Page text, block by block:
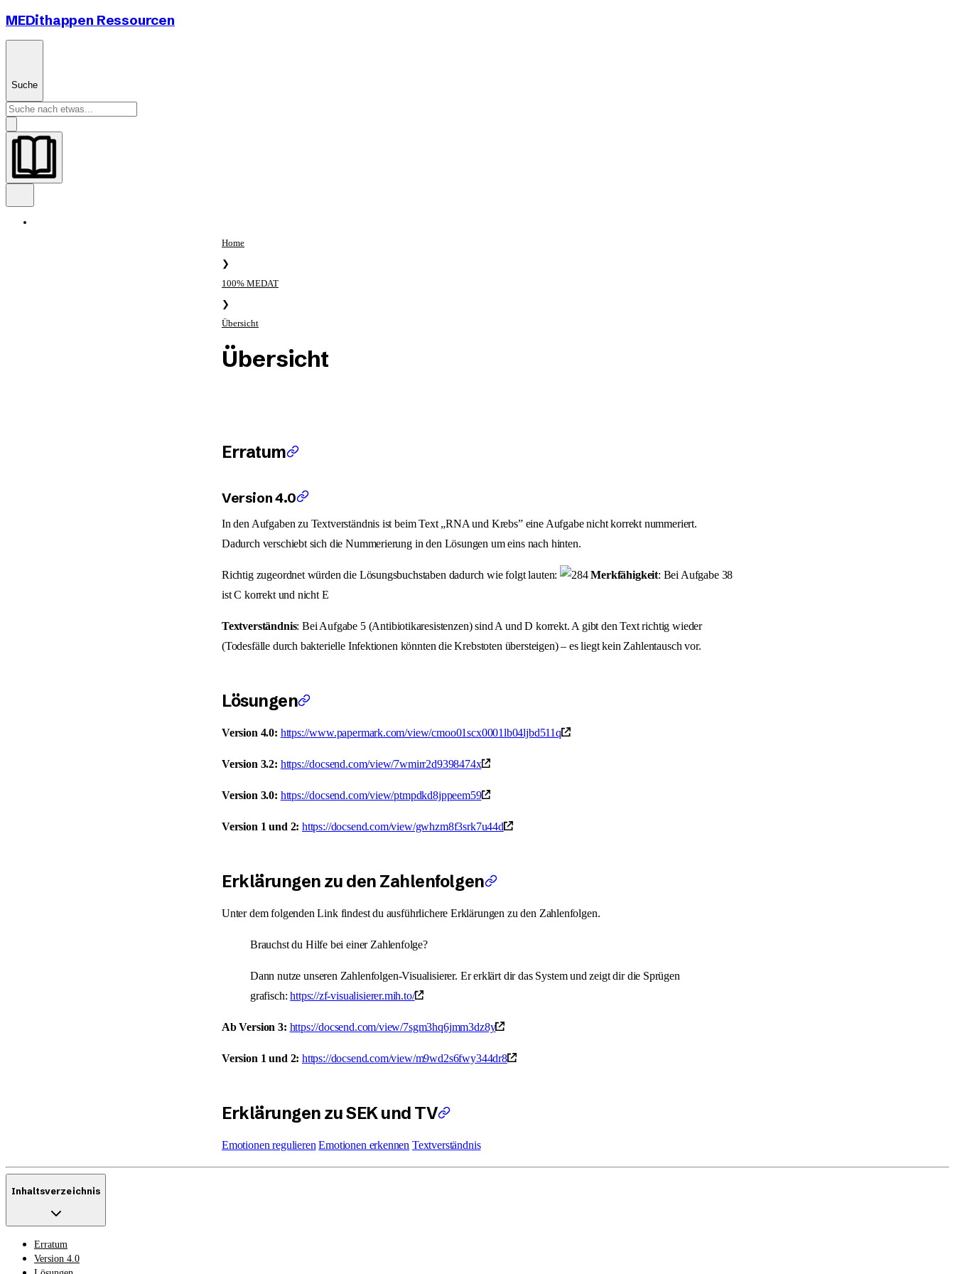
MEDithappen Ressourcen
Suche
Home
❯
100% MEDAT
❯
Übersicht
Übersicht
Erratum
Version 4.0
In den Aufgaben zu Textverständnis ist beim Text „RNA und Krebs” eine Aufgabe nicht korrekt nummeriert.
Dadurch verschiebt sich die Nummerierung in den Lösungen um eins nach hinten.
Richtig zugeordnet würden die Lösungsbuchstaben dadurch wie folgt lauten: Merkfähigkeit: Bei Aufgabe 38
ist C korrekt und nicht E
Textverständnis: Bei Aufgabe 5 (Antibiotikaresistenzen) sind A und D korrekt. A gibt den Text richtig wieder
(Todesfälle durch bakterielle Infektionen könnten die Krebstoten übersteigen) – es liegt kein Zahlentausch vor.
Lösungen
Version 4.0: https://www.papermark.com/view/cmoo01scx0001lb04ljbd511q
Version 3.2: https://docsend.com/view/7wmirr2d9398474x
Version 3.0: https://docsend.com/view/ptmpdkd8jppeem59
Version 1 und 2: https://docsend.com/view/gwhzm8f3srk7u44d
Erklärungen zu den Zahlenfolgen
Unter dem folgenden Link findest du ausführlichere Erklärungen zu den Zahlenfolgen.
Brauchst du Hilfe bei einer Zahlenfolge?
Dann nutze unseren Zahlenfolgen-Visualisierer. Er erklärt dir das System und zeigt dir die Sprügen
grafisch:https://zf-visualisierer.mih.to/
Ab Version 3: https://docsend.com/view/7sgm3hq6jmm3dz8y
Version 1 und 2: https://docsend.com/view/m9wd2s6fwy344dr8
Erklärungen zu SEK und TV
Emotionen regulieren Emotionen erkennen Textverständnis
Inhaltsverzeichnis
Erratum
Version 4.0